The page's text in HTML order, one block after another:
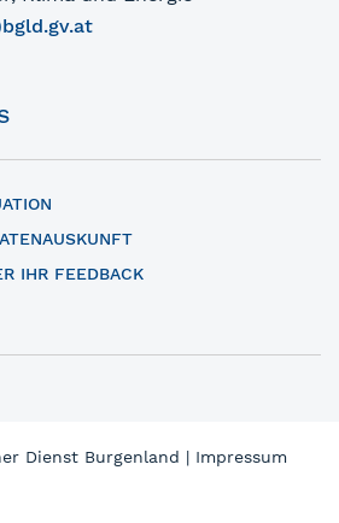
IHR FEEDBACK
Dienst Burgenland | Impressum